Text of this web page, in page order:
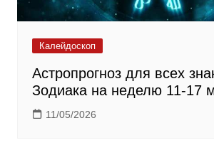
Калейдоскоп
Астропрогноз для всех
Зодиака на неделю 11-17
11/05/2026